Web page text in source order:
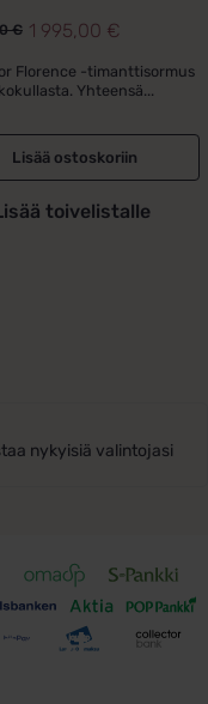
€
€.
1 995,00 €
€.
Florence -timanttisormus
Yhteensä...
Lisää ostoskoriin
toivelistalle
nykyisiä valintojasi